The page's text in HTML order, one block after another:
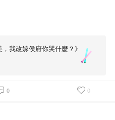
我改嫁侯府你哭什麼？》
0 0